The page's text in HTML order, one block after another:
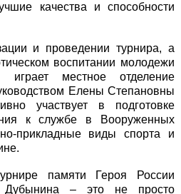
качества и способности
и проведении турнира, а
воспитании молодежи
играет местное отделение
Елены Степановны
участвует в подготовке
к службе в Вооруженных
прикладные виды спорта и
памяти Героя России
– это не просто